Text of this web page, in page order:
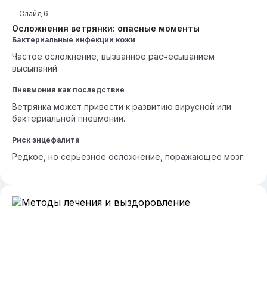
Осложнения ветрянки: опасные моменты
Слайд 6
Бактериальные инфекции кожи
Частое осложнение, вызванное расчесыванием
высыпаний.
Пневмония как последствие
Ветрянка может привести к развитию вирусной или
бактериальной пневмонии.
Риск энцефалита
Редкое, но серьезное осложнение, поражающее мозг.